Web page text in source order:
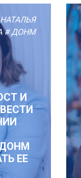
# ДОНМ
И
ЕЕ